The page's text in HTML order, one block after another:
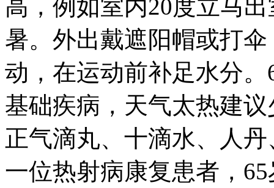
高，例如室内20度立马
暑。外出戴遮阳帽或打
动，在运动前补足水分
基础疾病，天气太热建
正气滴丸、十滴水、人
一位热射病康复患者，